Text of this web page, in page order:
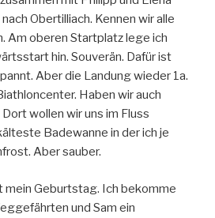
Obertilliach. Kennen wir alle
Am oberen Startplatz lege ich
hin. Souverän. Dafür ist
Aber die Landung wieder 1a.
Haben wir auch
wollen wir uns im Fluss
Badewanne in der ich je
Aber sauber.
mein Geburtstag. Ich bekomme
und Sam ein